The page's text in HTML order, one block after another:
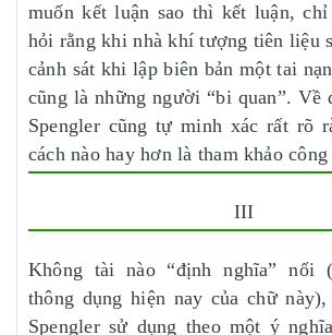
muốn kết luận sao thì kết luận,
hỏi rằng khi nhà khí tượng tiên liệu
cảnh sát khi lập biên bản một tai
cũng là những người “bi quan”. Về
Spengler cũng tự minh xác rất rõ
cách nào hay hơn là tham khảo
III
Không tài nào “định nghĩa” nổi
thông dụng hiện nay của chữ
Spengler sử dụng theo một ý